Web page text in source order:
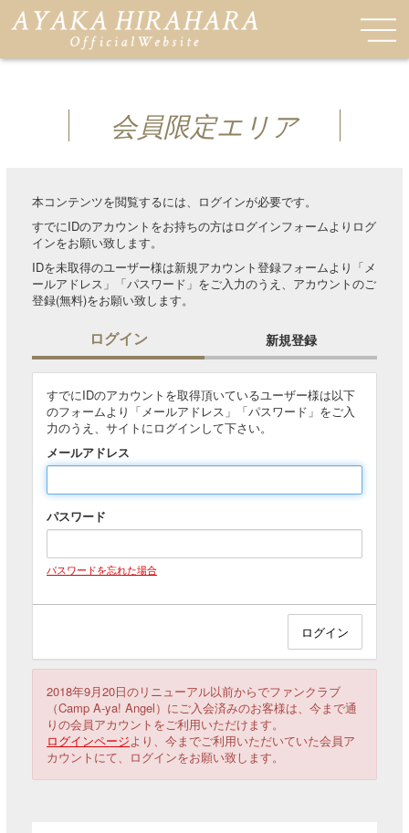
会員限定エリア
本コンテンツを閲覧するには、ログインが必要です。
すでにIDのアカウントをお持ちの方はログインフォームよりログ
インをお願い致します。
IDを未取得のユーザー様は新規アカウント登録フォームより「メ
ールアドレス」「パスワード」をご入力のうえ、アカウントのご
登録(無料)をお願い致します。
ログイン 新規登録
すでにIDのアカウントを取得頂いているユーザー様は以下
のフォームより「メールアドレス」「パスワード」をご入
力のうえ、サイトにログインして下さい。
メールアドレス
パスワード
パスワードを忘れた場合
2018年9月20日のリニューアル以前からでファンクラブ
（Camp A-ya! Angel）にご入会済みのお客様は、今まで通
りの会員アカウントをご利用いただけます。
ログインページより、今までご利用いただいていた会員ア
カウントにて、ログインをお願い致します。